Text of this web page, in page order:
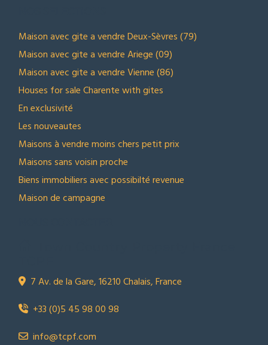
Maison avec gite a vendre Deux-Sèvres (79)
Maison avec gite a vendre Ariege (09)
Maison avec gite a vendre Vienne (86)
Houses for sale Charente with gites
En exclusivité
Les nouveautes
Maisons à vendre moins chers petit prix
Maisons sans voisin proche
Biens immobiliers avec possibilté revenue
Maison de campagne
7 Av. de la Gare, 16210 Chalais, France
+33 (0)5 45 98 00 98
info@tcpf.com